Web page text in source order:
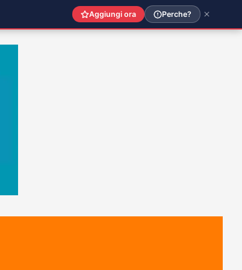
Aggiungi ora Perche?